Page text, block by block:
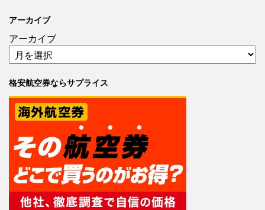
アーカイブ
アーカイブ
格安航空券ならサプライス